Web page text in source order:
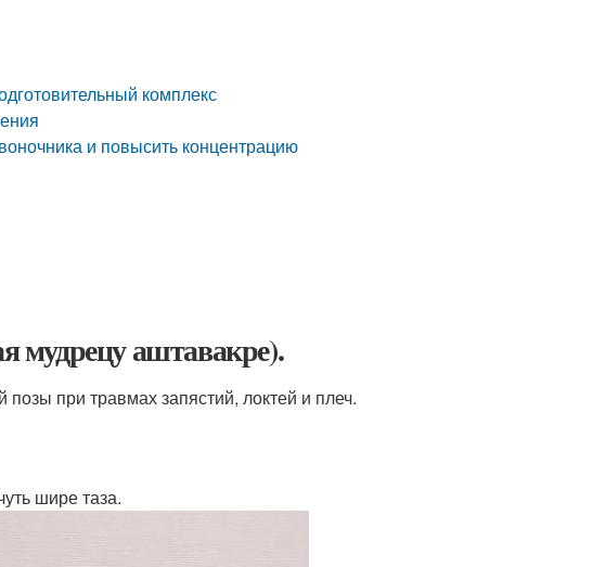
комплекс
и повысить концентрацию
мудрецу аштавакре).
при травмах запястий, локтей и плеч.
шире таза.